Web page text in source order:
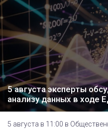
5 августа эксперты
анализу данных в ходе
5 августа в 11:00 в